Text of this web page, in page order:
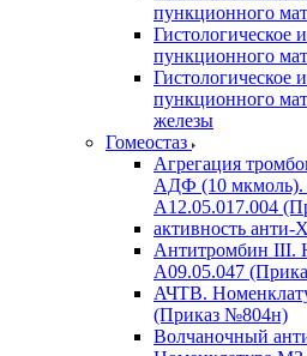
пункционного
Гистологическое
пункционного
Гистологическое
пункционного
железы
Гомеостаз
Агрегация
АДФ (10
A12.05.017.004
активность анти-
Антитромбин III.
A09.05.047
АЧТВ.
(Приказ №804н)
Волчаночный